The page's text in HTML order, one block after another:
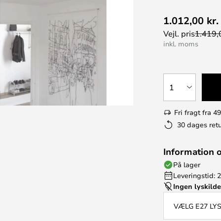
1.012,00 kr.
Vejl. pris
inkl. moms
1
Fri fragt fra
30 dages
Information
På lager
Leveringstid:
Ingen lyskilde
VÆLG E27